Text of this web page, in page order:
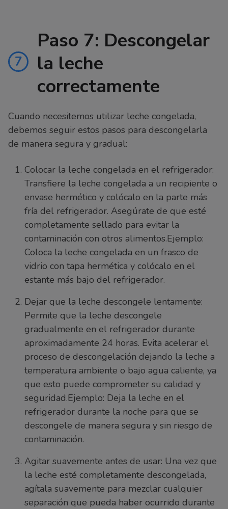
7
Paso 7: Descongelar
la leche
correctamente
Cuando necesitemos utilizar leche congelada,
debemos seguir estos pasos para descongelarla
de manera segura y gradual:
Colocar la leche congelada en el refrigerador:
Transfiere la leche congelada a un recipiente o
envase hermético y colócalo en la parte más
fría del refrigerador. Asegúrate de que esté
completamente sellado para evitar la
contaminación con otros alimentos.Ejemplo:
Coloca la leche congelada en un frasco de
vidrio con tapa hermética y colócalo en el
estante más bajo del refrigerador.
Dejar que la leche descongele lentamente:
Permite que la leche descongele
gradualmente en el refrigerador durante
aproximadamente 24 horas. Evita acelerar el
proceso de descongelación dejando la leche a
temperatura ambiente o bajo agua caliente, ya
que esto puede comprometer su calidad y
seguridad.Ejemplo: Deja la leche en el
refrigerador durante la noche para que se
descongele de manera segura y sin riesgo de
contaminación.
Agitar suavemente antes de usar: Una vez que
la leche esté completamente descongelada,
agítala suavemente para mezclar cualquier
separación que pueda haber ocurrido durante